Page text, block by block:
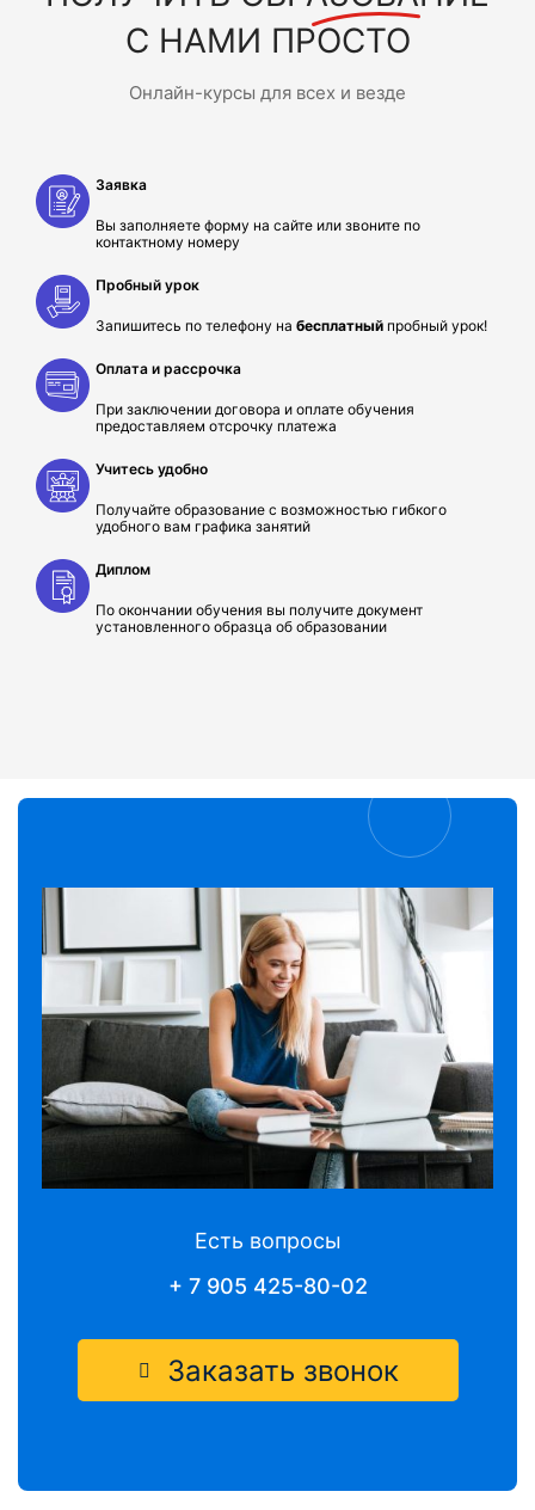
С НАМИ ПРОСТО
Онлайн-курсы для всех и везде
Заявка
Вы заполняете форму на сайте или звоните по
контактному номеру
Пробный урок
Запишитесь по телефону на бесплатный пробный урок!
Оплата и рассрочка
При заключении договора и оплате обучения
предоставляем отсрочку платежа
Учитесь удобно
Получайте образование с возможностью гибкого
удобного вам графика занятий
Диплом
По окончании обучения вы получите документ
установленного образца об образовании
Есть вопросы
+ 7 905 425-80-02
Заказать звонок